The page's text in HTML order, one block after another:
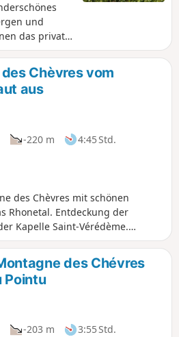
und
das private
entdecken
Natur, die
Weg ist für
und
sollten
tragen, um
und
zu
Chèvres vom
aus
-220 m
4:45 Std.
des Chèvres mit schönen
Rhonetal. Entdeckung der
Kapelle Saint-Vérédème.
des Étang de Pujaut und die
des Chévres
Pointu
-203 m
3:55 Std.